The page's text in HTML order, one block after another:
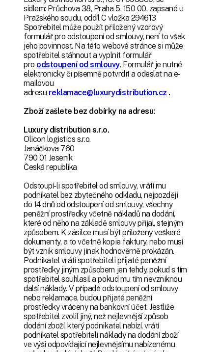
sídlem: Průchova 38, Praha 5, 150 00, zapsané u
Pražského soudu, oddíl C vložka 294613
Spotřebitel může použít přiložený vzorový
formulář pro odstoupení od smlouvy, není to však
jeho povinnost. Na této webové stránce si může
spotřebitel stáhnout a vyplnit formulář
pro odstoupení od smlouvy. Formulář je nutné
elektronicky či písemně potvrdit a odeslat na e-
mailovou
adresu reklamace@luxurydistribution.cz .
Zboží zašlete bez dobírky na adresu:
Luxury distribution s.r.o.
Olicon logistics s.r.o.
Janáčkova 760
790 01 Jeseník
Česká republika
Odstoupí-li spotřebitel od smlouvy, vrátí mu
podnikatel bez zbytečného odkladu, nejpozději
do 14 dnů od odstoupení od smlouvy, všechny
peněžní prostředky včetně nákladů na dodání,
které od něho na základě smlouvy přijal, stejným
způsobem. K zásilce musí být přiloženy veškeré
dokumenty, a to včetně kopie faktury, nebo musí
být vznik smlouvy jinak hodnověrně prokázán.
Podnikatel vrátí spotřebiteli přijaté peněžní
prostředky jiným způsobem jen tehdy, pokud s tím
spotřebitel souhlasil a pokud mu tím nevzniknou
další náklady. V případě odstoupení od smlouvy
nebo reklamace, budou přijaté peněžní
prostředky vráceny na bankovní účet. Jestliže
spotřebitel zvolil jiný, než nejlevnější způsob
dodání zboží, který podnikatel nabízí, vrátí
podnikatel spotřebiteli náklady na dodání zboží
ve výši odpovídající nejlevnějšímu nabízenému